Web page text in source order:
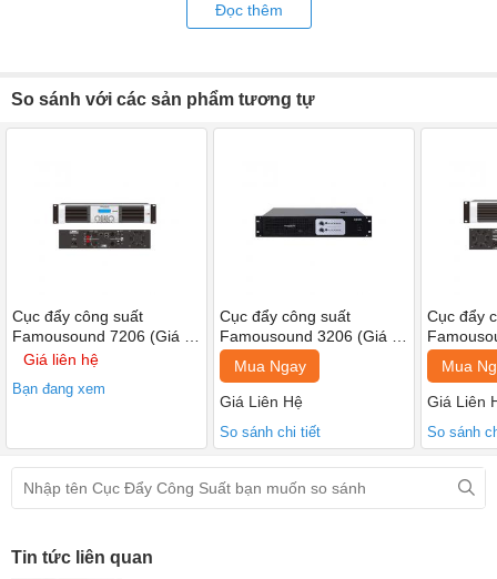
tiếng ồn được giảm xuống mức ít nhất có thể, đảm bảo âm thanh
Đọc thêm
So sánh với các sản phẩm tương tự
Cục đẩy công suất
Famousound 7206 (Giá 1
chiếc)
Giá liên hệ
Bạn đang xem
Cục đẩy công suất
Famousound 3206 (Giá 1
chiếc)
Mua Ngay
Giá Liên Hệ
So sánh chi tiết
Cục đẩy
chiếc)
Mua
Giá Liên
So sánh
Tin tức liên quan